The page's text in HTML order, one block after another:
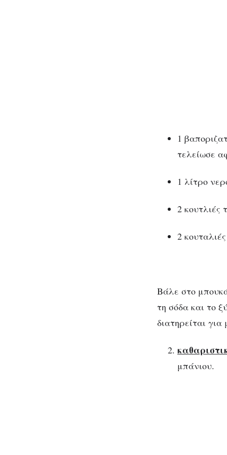
1
τελείωσε
1 λίτρο
2 κουτλιές
2
Βάλε στο
τη σόδα και το
διατηρείται
μπάνιου.